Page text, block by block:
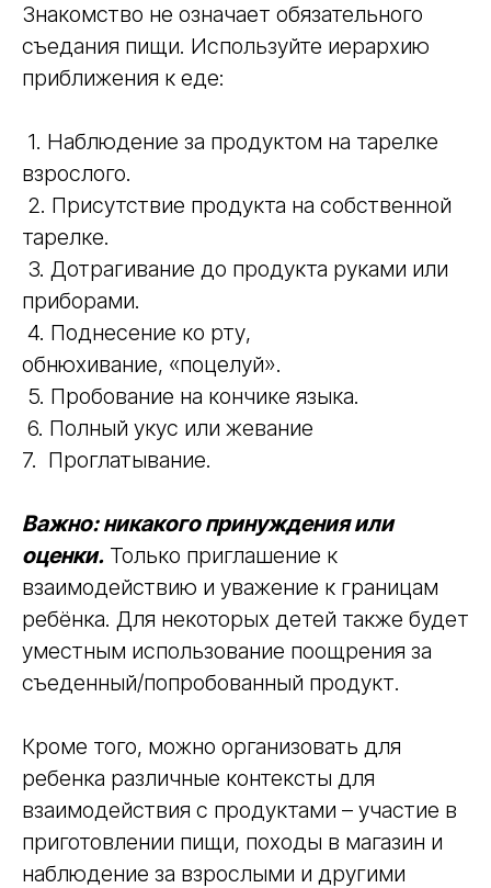
Знакомство не означает обязательного
съедания пищи. Используйте иерархию
приближения к еде:
1. Наблюдение за продуктом на тарелке
взрослого.
2. Присутствие продукта на собственной
тарелке.
3. Дотрагивание до продукта руками или
приборами.
4. Поднесение ко рту,
обнюхивание, «поцелуй».
5. Пробование на кончике языка.
6. Полный укус или жевание
7. Проглатывание.
Важно: никакого принуждения или
оценки. Только приглашение к
взаимодействию и уважение к границам
ребёнка. Для некоторых детей также будет
уместным использование поощрения за
съеденный/попробованный продукт.
Кроме того, можно организовать для
ребенка различные контексты для
взаимодействия с продуктами – участие в
приготовлении пищи, походы в магазин и
наблюдение за взрослыми и другими